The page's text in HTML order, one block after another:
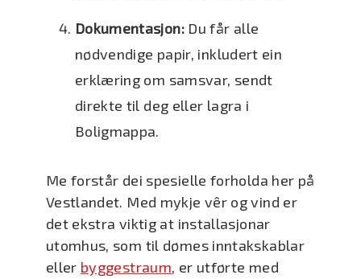
Dokumentasjon:Du får alle
nødvendige papir, inkludert ein
erklæring om samsvar, sendt
direkte til deg eller lagra i
Boligmappa.
Me forstår dei spesielle forholda her på
Vestlandet. Med mykje vêr og vind er
det ekstra viktig at installasjonar
utomhus, som til dømes inntakskablar
eller byggestraum, er utførte med